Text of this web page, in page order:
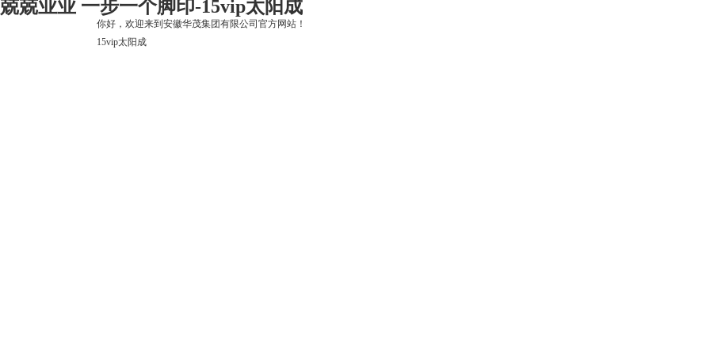
兢兢业业 一步一个脚印-15vip太阳成
你好，欢迎来到安徽华茂集团有限公司官方网站！
15vip太阳成